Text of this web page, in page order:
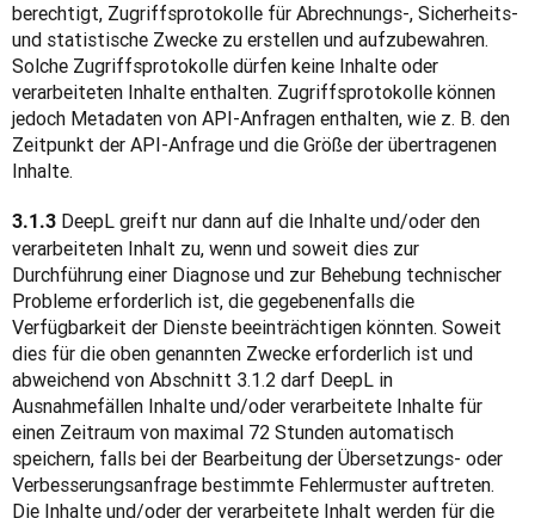
berechtigt, Zugriffsprotokolle für Abrechnungs-, Sicherheits-
und statistische Zwecke zu erstellen und aufzubewahren.
Solche Zugriffsprotokolle dürfen keine Inhalte oder
verarbeiteten Inhalte enthalten. Zugriffsprotokolle können
jedoch Metadaten von API-Anfragen enthalten, wie z. B. den
Zeitpunkt der API-Anfrage und die Größe der übertragenen
Inhalte.
3.1.3 DeepL greift nur dann auf die Inhalte und/oder den
verarbeiteten Inhalt zu, wenn und soweit dies zur
Durchführung einer Diagnose und zur Behebung technischer
Probleme erforderlich ist, die gegebenenfalls die
Verfügbarkeit der Dienste beeinträchtigen könnten. Soweit
dies für die oben genannten Zwecke erforderlich ist und
abweichend von Abschnitt 3.1.2 darf DeepL in
Ausnahmefällen Inhalte und/oder verarbeitete Inhalte für
einen Zeitraum von maximal 72 Stunden automatisch
speichern, falls bei der Bearbeitung der Übersetzungs- oder
Verbesserungsanfrage bestimmte Fehlermuster auftreten.
Die Inhalte und/oder der verarbeitete Inhalt werden für die